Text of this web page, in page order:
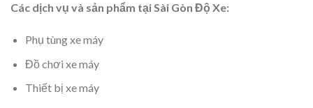
Các dịch vụ và sản phẩm tại Sài Gòn Độ Xe:
Phụ tùng xe máy
Đồ chơi xe máy
Thiết bị xe máy